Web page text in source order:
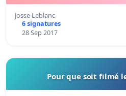
Josse Leblanc
6 signatures
28 Sep 2017
Pour que soit filmé